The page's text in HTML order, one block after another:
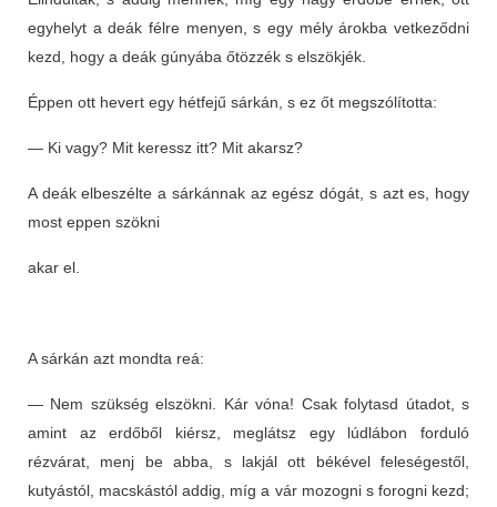
egyhelyt a deák félre menyen, s egy mély árokba vetkeződni
kezd, hogy a deák gúnyába őtözzék s elszökjék.
Éppen ott hevert egy hétfejű sárkán, s ez őt megszólította:
— Ki vagy? Mit keressz itt? Mit akarsz?
A deák elbeszélte a sárkánnak az egész dógát, s azt es, hogy
most eppen szökni
akar el.
A sárkán azt mondta reá:
— Nem szükség elszökni. Kár vóna! Csak folytasd útadot, s
amint az erdőből kiérsz, meglátsz egy lúdlábon forduló
rézvárat, menj be abba, s lakjál ott békével feleségestől,
kutyástól, macskástól addig, míg a vár mozogni s forogni kezd;